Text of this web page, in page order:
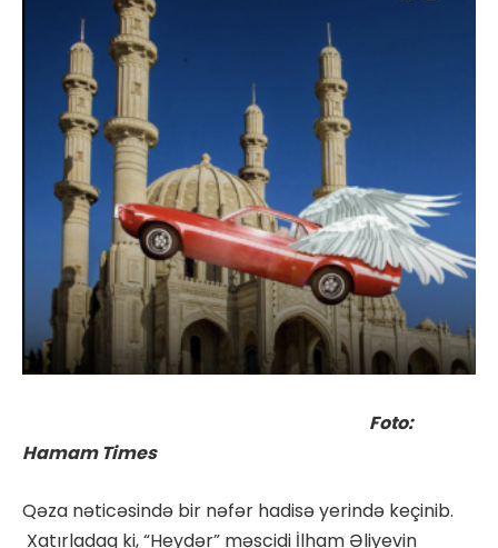
Foto:
Hamam Times
Qəza nəticəsində bir nəfər hadisə yerində keçinib.
Xatırladaq ki, “Heydər” məscidi İlham Əliyevin